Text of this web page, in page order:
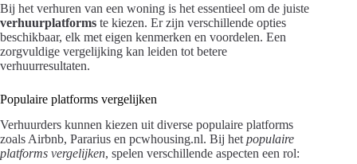
Bij het verhuren van een woning is het essentieel om de juiste
verhuurplatforms te kiezen. Er zijn verschillende opties
beschikbaar, elk met eigen kenmerken en voordelen. Een
zorgvuldige vergelijking kan leiden tot betere
verhuurresultaten.
Populaire platforms vergelijken
Verhuurders kunnen kiezen uit diverse populaire platforms
zoals Airbnb, Pararius en pcwhousing.nl. Bij het populaire
platforms vergelijken, spelen verschillende aspecten een rol: